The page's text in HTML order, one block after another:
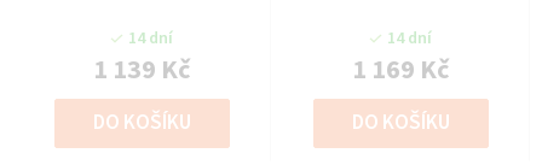
14 dní
1 139 Kč
DO KOŠÍKU
14 dní
1 169 Kč
DO KOŠÍKU